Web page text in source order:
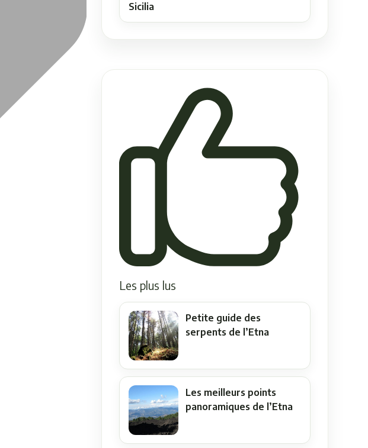
Sicilia
Les plus lus
Petite guide des
serpents de l’Etna
Les meilleurs points
panoramiques de l’Etna